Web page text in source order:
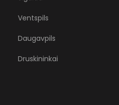
Ventspils
Daugavpils
Druskininkai